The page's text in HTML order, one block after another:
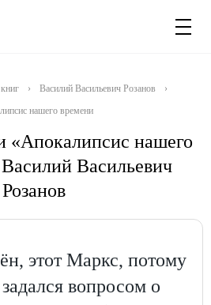
› Василий Васильевич Розанов
›
нашего времени
«Апокалипсис нашего
Васильевич
Розанов
этот Маркс, потому
вопросом о